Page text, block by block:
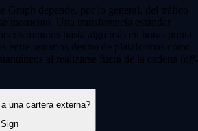
Graph depende, por lo general, del tráfico
momento. Una transferencia estándar
minutos hasta algo más en horas punta.
entre usuarios dentro de plataformas como
al realizarse fuera de la cadena (off-
una cartera externa?